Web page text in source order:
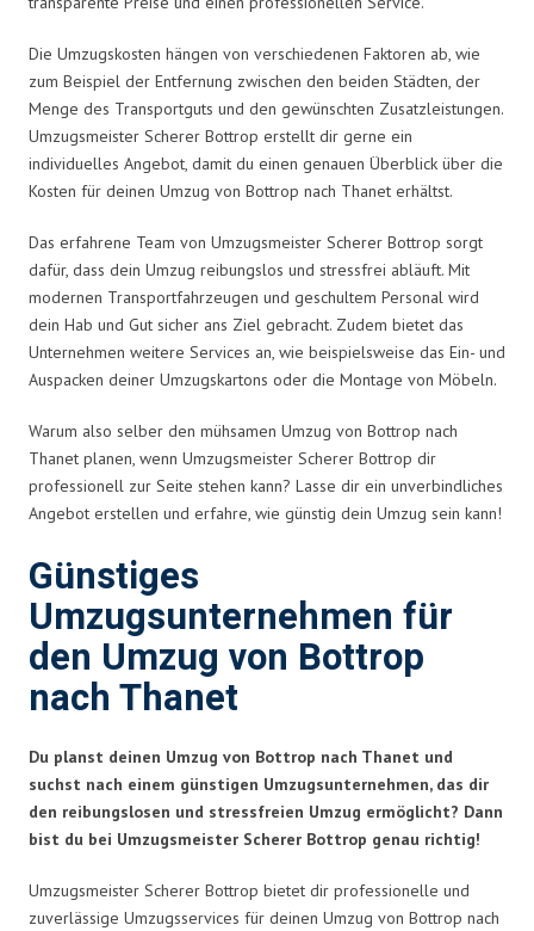
Die Umzugskosten hängen von verschiedenen Faktoren ab, wie
zum Beispiel der Entfernung zwischen den beiden Städten, der
Menge des Transportguts und den gewünschten Zusatzleistungen.
Umzugsmeister Scherer Bottrop erstellt dir gerne ein
individuelles Angebot, damit du einen genauen Überblick über die
Kosten für deinen Umzug von Bottrop nach Thanet erhältst.
Das erfahrene Team von Umzugsmeister Scherer Bottrop sorgt
dafür, dass dein Umzug reibungslos und stressfrei abläuft. Mit
modernen Transportfahrzeugen und geschultem Personal wird
dein Hab und Gut sicher ans Ziel gebracht. Zudem bietet das
Unternehmen weitere Services an, wie beispielsweise das Ein- und
Auspacken deiner Umzugskartons oder die Montage von Möbeln.
Warum also selber den mühsamen Umzug von Bottrop nach
Thanet planen, wenn Umzugsmeister Scherer Bottrop dir
professionell zur Seite stehen kann? Lasse dir ein unverbindliches
Angebot erstellen und erfahre, wie günstig dein Umzug sein kann!
Günstiges
Umzugsunternehmen für
den Umzug von Bottrop
nach Thanet
Du planst deinen Umzug von Bottrop nach Thanet und
suchst nach einem günstigen Umzugsunternehmen, das dir
den reibungslosen und stressfreien Umzug ermöglicht? Dann
bist du bei Umzugsmeister Scherer Bottrop genau richtig!
Umzugsmeister Scherer Bottrop bietet dir professionelle und
zuverlässige Umzugsservices für deinen Umzug von Bottrop nach